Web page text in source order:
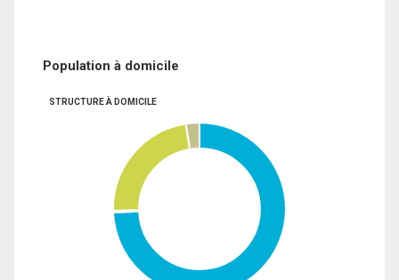
Population à domicile
STRUCTURE À DOMICILE